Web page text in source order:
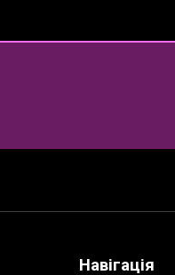
Навігація